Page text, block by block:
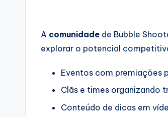
A comunidade de Bubble
explorar o potencial
Eventos com premiações
Clãs e times organizando
Conteúdo de dicas em